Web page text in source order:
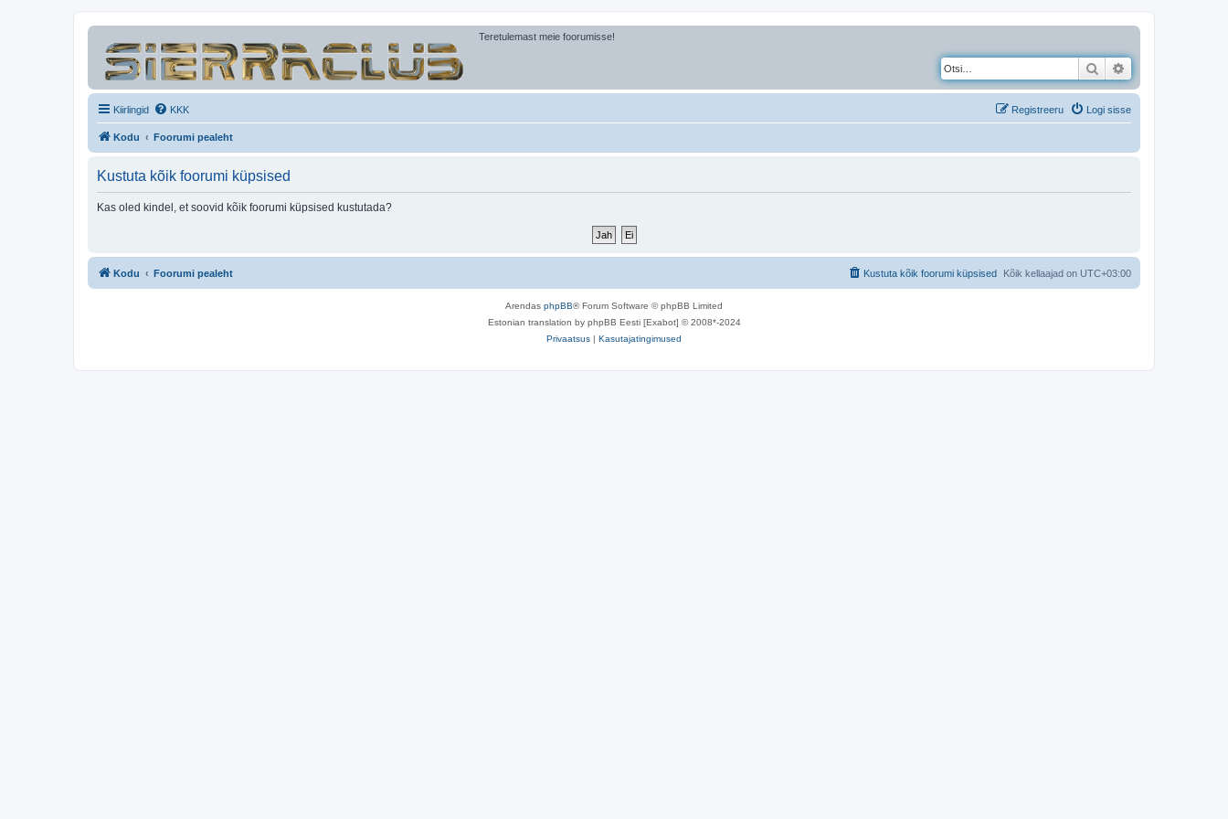
Teretulemast meie foorumisse!
Otsi
Kiirlingid KKK Logi sisse
Registreeru
Kodu Foorumi pealeht
Kustuta kõik foorumi küpsised
Kas oled kindel, et soovid kõik foorumi küpsised kustutada?
Kodu Foorumi pealeht Kõik kellaajad on UTC+03:00
Kustuta kõik foorumi küpsised
Arendas phpBB® Forum Software © phpBB Limited
Estonian translation by phpBB Eesti [Exabot] © 2008*-2024
Privaatsus | Kasutajatingimused